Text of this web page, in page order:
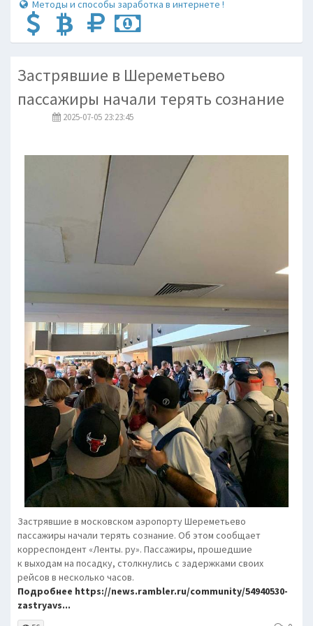
Методы и способы заработка в интернете !
Застрявшие в Шереметьево
пассажиры начали терять сознание
2025-07-05 23:23:45
Застрявшие в московском аэропорту Шереметьево
пассажиры начали терять сознание. Об этом сообщает
корреспондент «Ленты. ру». Пассажиры, прошедшие
к выходам на посадку, столкнулись с задержками своих
рейсов в несколько часов.
Подробнее https://news.rambler.ru/community/54940530-
zastryavs...